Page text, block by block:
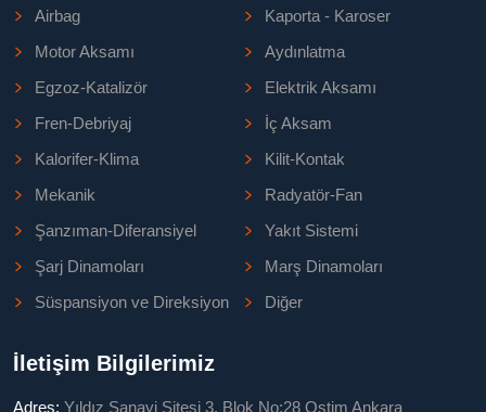
Airbag
Kaporta - Karoser
Motor Aksamı
Aydınlatma
Egzoz-Katalizör
Elektrik Aksamı
Fren-Debriyaj
İç Aksam
Kalorifer-Klima
Kilit-Kontak
Mekanik
Radyatör-Fan
Şanzıman-Diferansiyel
Yakıt Sistemi
Şarj Dinamoları
Marş Dinamoları
Süspansiyon ve Direksiyon
Diğer
İletişim Bilgilerimiz
Adres: Yıldız Sanayi Sitesi 3. Blok No:28 Ostim Ankara